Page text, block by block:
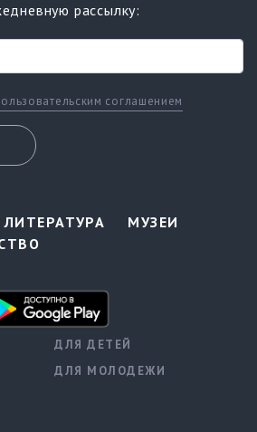
рассылку:
соглашением
ЛИТЕРАТУРА
МУЗЕИ
ДЛЯ ДЕТЕЙ
ДЛЯ МОЛОДЕЖИ